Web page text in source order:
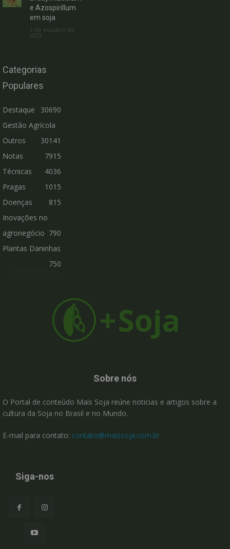
e Azospirillum
em soja
3 de outubro de
2023
Categorias
Populares
Destaque
30690
Gestão Agrícola
30141
Outros
7915
Notas
Técnicas
4036
Pragas
1015
Doenças
815
Inovações no
agronegócio 790
Plantas Daninhas
750
Sobre nós
O Portal de conteúdo Mais Soja reúne noticias e artigos sobre a
cultura da Soja no Brasil e no Mundo.
E-mail para contato: contato@maissoja.com.br
Siga-nos